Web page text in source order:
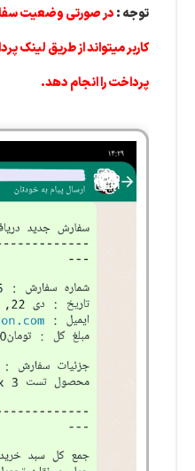
توجه :در صورتی وضعیت
کاربر میتواند از طریق لینک
پرداخت را انجام دهد.